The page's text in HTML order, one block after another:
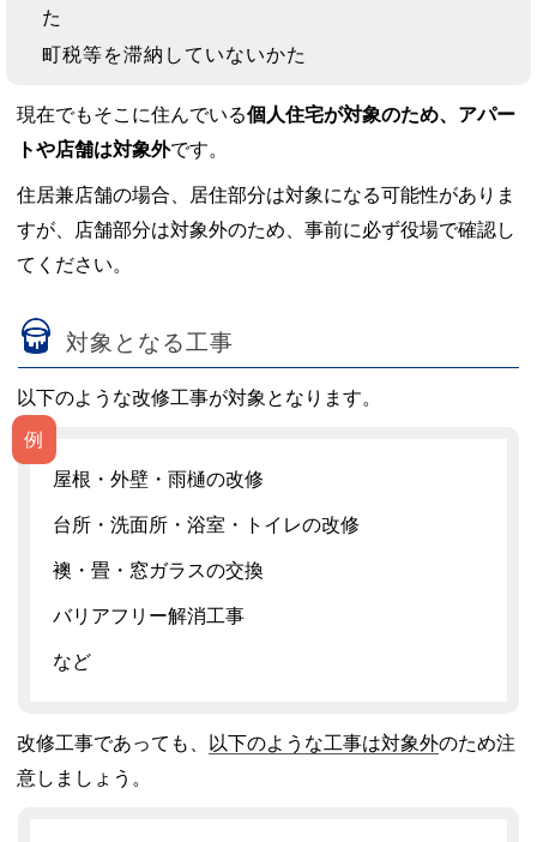
た
町税等を滞納していないかた
現在でもそこに住んでいる個人住宅が対象のため、アパー
トや店舗は対象外です。
住居兼店舗の場合、居住部分は対象になる可能性がありま
すが、店舗部分は対象外のため、事前に必ず役場で確認し
てください。
対象となる工事
以下のような改修工事が対象となります。
例
屋根・外壁・雨樋の改修
台所・洗面所・浴室・トイレの改修
襖・畳・窓ガラスの交換
バリアフリー解消工事
など
改修工事であっても、 以下のような工事は対象外のため注
意しましょう。